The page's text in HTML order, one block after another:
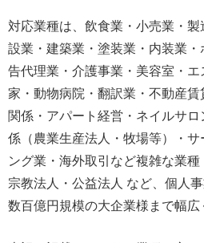
対応業種は、飲食業・小売業・
設業・建築業・塗装業・内装業
告代理業・介護事業・美容室・
家・動物病院・翻訳業・不動産
関係・アパート経営・ネイルサ
係（農業生産法人・牧場等）・
ング業・海外取引など複雑な業種
宗教法人・公益法人 など、個人
数百億円規模の大企業様まで幅広